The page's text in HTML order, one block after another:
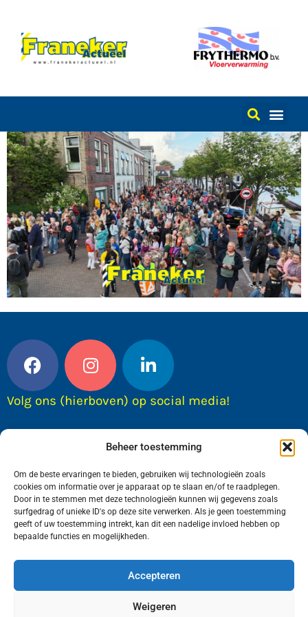
Beheer toestemming
Om de beste ervaringen te bieden, gebruiken wij technologieën zoals
cookies om informatie over je apparaat op te slaan en/of te raadplegen.
Door in te stemmen met deze technologieën kunnen wij gegevens zoals
surfgedrag of unieke ID's op deze site verwerken. Als je geen toestemming
geeft of uw toestemming intrekt, kan dit een nadelige invloed hebben op
bepaalde functies en mogelijkheden.
Accepteren
Weigeren
Volg ons (hierboven) op social media!
Wij van FranekerActueel.nl verzorgen het nieuws
in de Gemeente Waadhoeke. Met als hoofdplaats